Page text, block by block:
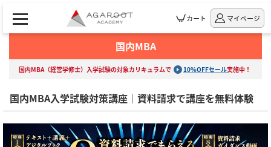
カート マイページ
国内MBA
国内MBA（経営学修士）入学試験の対象カリキュラムで 10%OFFセール実施中！
国内MBA入学試験対策講座｜資料請求で講座を無料体験